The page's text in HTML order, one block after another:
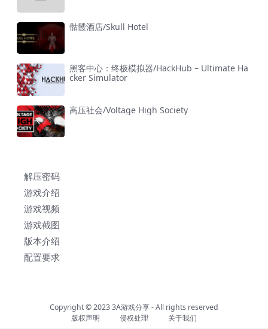
骷髅酒店/Skull Hotel
黑客中心：终极模拟器/HackHub – Ultimate Ha
cker Simulator
高压社会/Voltage High Society
解压密码
游戏介绍
游戏视频
游戏截图
版本介绍
配置要求
Copyright © 20233A游戏分享- All rights reserved
版权声明
侵权处理 关于我们